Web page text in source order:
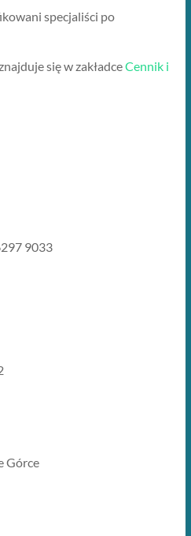
specjaliści po
się w zakładceCennik i
9033
Górce